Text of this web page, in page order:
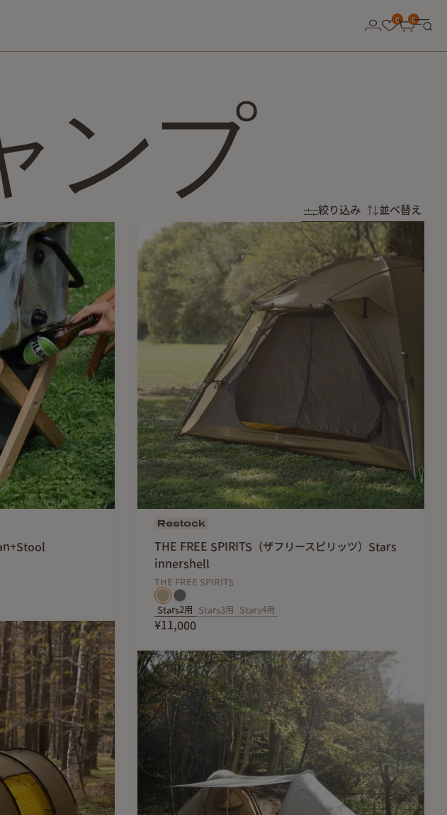
0 0
ンプ
絞り込み 並べ替え
Restock
THE FREE SPIRITS（ザフリースピリッツ）Stars
innershell
THE FREE SPIRITS
Stars2用 Stars3用 Stars4用
¥11,000